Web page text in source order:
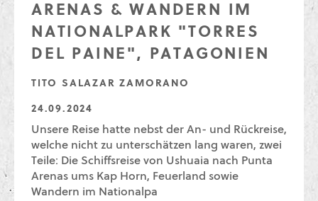
ARENAS & WANDERN IM
NATIONALPARK "TORRES
DEL PAINE", PATAGONIEN
TITO SALAZAR ZAMORANO
24.09.2024
Unsere Reise hatte nebst der An- und Rückreise,
welche nicht zu unterschätzen lang waren, zwei
Teile: Die Schiffsreise von Ushuaia nach Punta
Arenas ums Kap Horn, Feuerland sowie
Wandern im Nationalpa